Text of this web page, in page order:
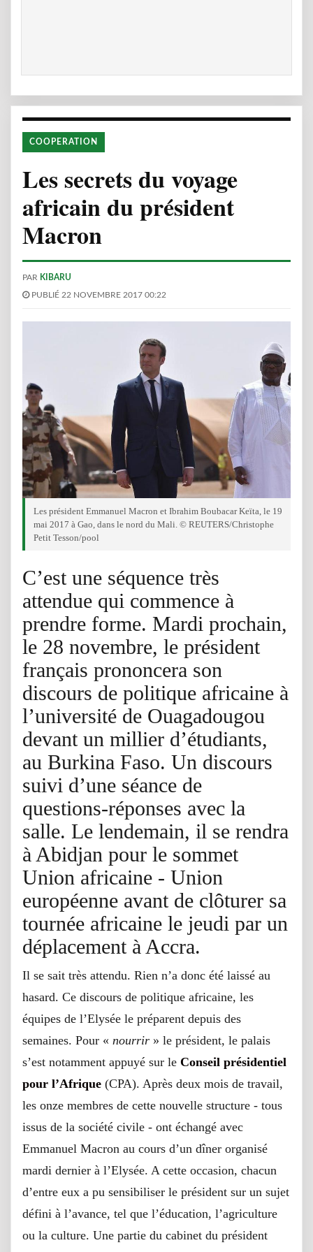
COOPERATION
Les secrets du voyage
africain du président
Macron
PAR KIBARU
PUBLIÉ 22 NOVEMBRE 2017 00:22
Les président Emmanuel Macron et Ibrahim Boubacar Keïta, le 19
mai 2017 à Gao, dans le nord du Mali. © REUTERS/Christophe
Petit Tesson/pool
C’est une séquence très
attendue qui commence à
prendre forme. Mardi prochain,
le 28 novembre, le président
français prononcera son
discours de politique africaine à
l’université de Ouagadougou
devant un millier d’étudiants,
au Burkina Faso. Un discours
suivi d’une séance de
questions-réponses avec la
salle. Le lendemain, il se rendra
à Abidjan pour le sommet
Union africaine - Union
européenne avant de clôturer sa
tournée africaine le jeudi par un
déplacement à Accra.
Il se sait très attendu. Rien n’a donc été laissé au
hasard. Ce discours de politique africaine, les
équipes de l’Elysée le préparent depuis des
semaines. Pour « nourrir » le président, le palais
s’est notamment appuyé sur le Conseil présidentiel
pour l’Afrique (CPA). Après deux mois de travail,
les onze membres de cette nouvelle structure - tous
issus de la société civile - ont échangé avec
Emmanuel Macron au cours d’un dîner organisé
mardi dernier à l’Elysée. A cette occasion, chacun
d’entre eux a pu sensibiliser le président sur un sujet
défini à l’avance, tel que l’éducation, l’agriculture
ou la culture. Une partie du cabinet du président